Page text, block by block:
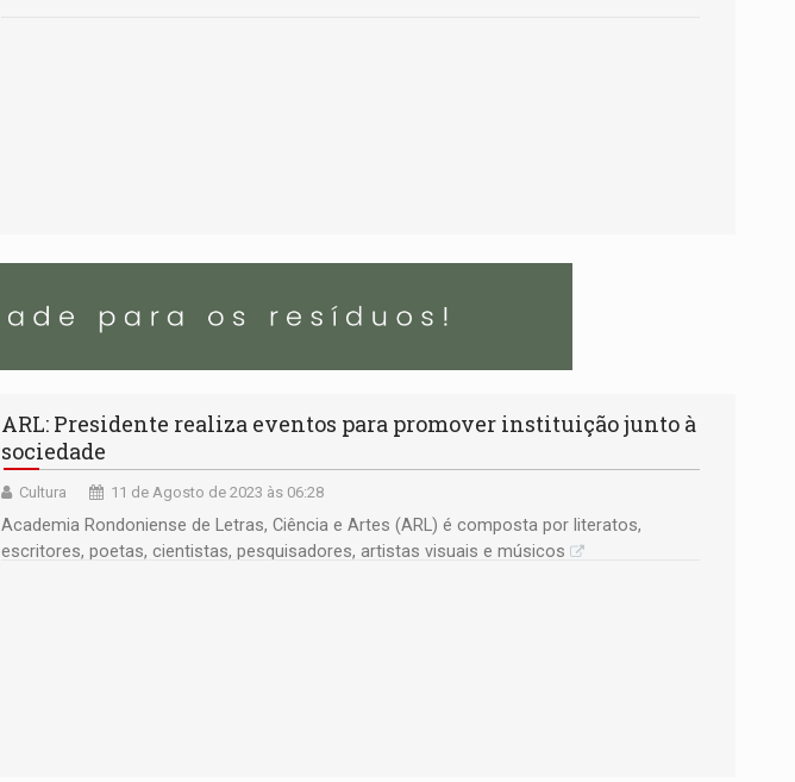
ARL: Presidente realiza eventos para promover instituição junto à
sociedade
Cultura 11 de Agosto de 2023 às 06:28
Academia Rondoniense de Letras, Ciência e Artes (ARL) é composta por literatos,
escritores, poetas, cientistas, pesquisadores, artistas visuais e músicos